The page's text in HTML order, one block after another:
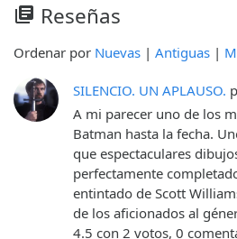
library_books Reseñas
Ordenar por Nuevas | Antiguas |
SILENCIO. UN APLAUSO.
A mi parecer uno de los
Batman hasta la fecha.
que espectaculares
perfectamente
entintado de Scott
de los aficionados al
4.5 con 2 votos, 0